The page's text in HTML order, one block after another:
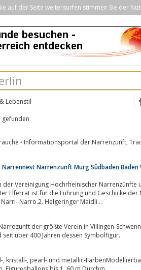
auf der Seite weitersurfen stimmen Sie der
Lebenstil
gefunden
der Narrenzunft, Trachtengruppe und
Narrenzunft Murg Südbaden
Vereinigung Hochrheinischer Narrenzünfte
Elferrat ist für die Führung und Geschicke der
Narro.2. Helgeringer Maidli...
der größte Verein in Villingen-
über 400 Jahren dessen Symbolfigur.